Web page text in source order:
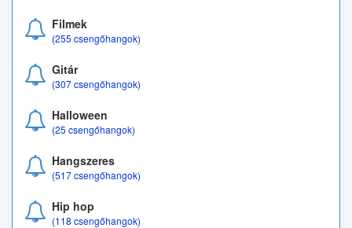
Filmek
(255 csengőhangok)
Gitár
(307 csengőhangok)
Halloween
(25 csengőhangok)
Hangszeres
(517 csengőhangok)
Hip hop
(118 csengőhangok)